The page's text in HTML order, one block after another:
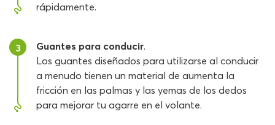
rápidamente.
3 Guantes para conducir.
Los guantes diseñados para utilizarse al conducir
a menudo tienen un material de aumenta la
fricción en las palmas y las yemas de los dedos
para mejorar tu agarre en el volante.